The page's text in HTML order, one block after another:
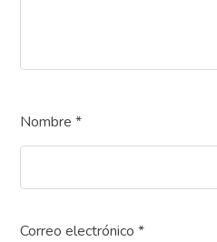
Nombre*
Correo electrónico*